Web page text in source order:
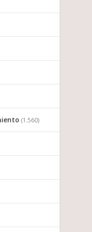
(1.560)